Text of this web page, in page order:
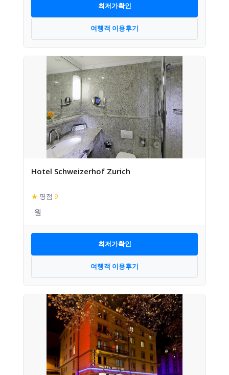
최저가확인
여행객 이용후기
Hotel Schweizerhof Zurich
★ 평점 9
최저가확인
여행객 이용후기